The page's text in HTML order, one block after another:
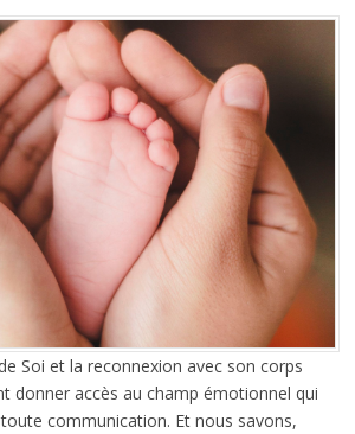
Soi et la reconnexion avec son corps
donner accès au champ émotionnel qui
communication. Et nous savons,